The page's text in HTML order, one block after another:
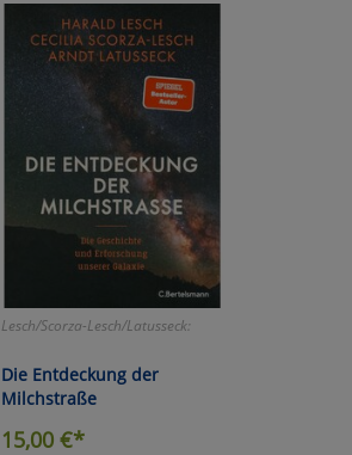
Lesch/Scorza-Lesch/Latusseck:
Die Entdeckung der
Milchstraße
15,00€*